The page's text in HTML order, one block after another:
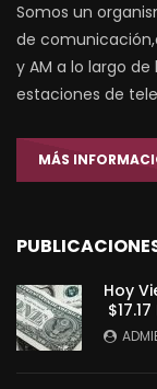
Somos un
de
y AM a lo largo
estaciones de
MÁS
Hoy